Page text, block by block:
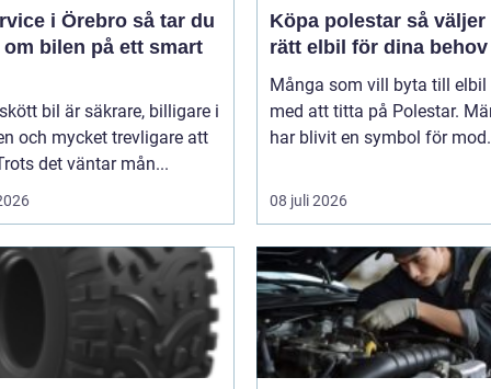
i Örebro så tar du
om bilen på ett smart
bil är säkrare, billigare i
och mycket trevligare att
det väntar mån...
Köpa polestar så väljer du
rätt elbil för dina behov
Många som vill byta till elbil
med att titta på Polestar.
har blivit en symbol för
08 juli 2026